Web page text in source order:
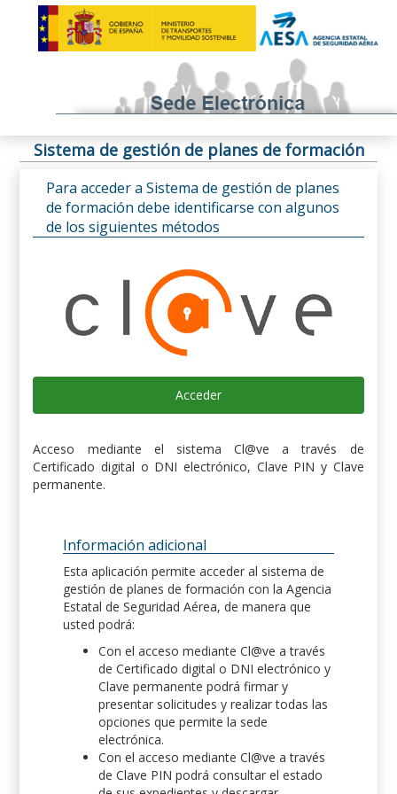
Sistema de gestión de planes de formación
Para acceder a Sistema de gestión de planes
de formación debe identificarse con algunos
de los siguientes métodos
Acceder
Acceso mediante el sistema Cl@ve a través de
Certificado digital o DNI electrónico, Clave PIN y Clave
permanente.
Información adicional
Esta aplicación permite acceder al sistema de
gestión de planes de formación con la Agencia
Estatal de Seguridad Aérea, de manera que
usted podrá:
Con el acceso mediante Cl@ve a través
de Certificado digital o DNI electrónico y
Clave permanente podrá firmar y
presentar solicitudes y realizar todas las
opciones que permite la sede
electrónica.
Con el acceso mediante Cl@ve a través
de Clave PIN podrá consultar el estado